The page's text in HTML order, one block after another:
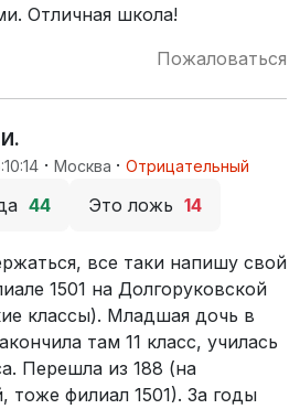
Отличная школа!
Пожаловаться
· Москва · Отрицательный
44 Это ложь 14
все таки напишу свой
1501 на Долгоруковской
классы). Младшая дочь в
там 11 класс, училась
Перешла из 188 (на
тоже филиал 1501). За годы